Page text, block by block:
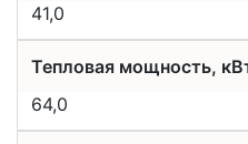
41,0
Тепловая мощность,
64,0